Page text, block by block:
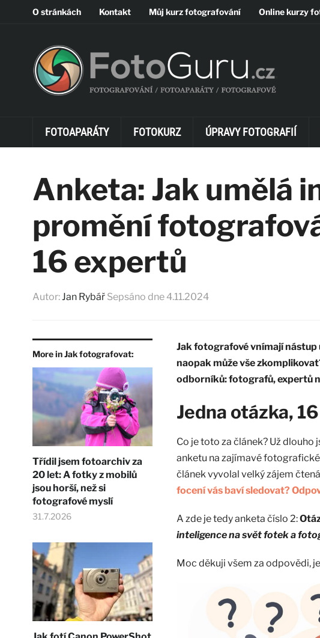
O stránkách Kontakt Můj kurz fotografování Online kurzy
FOTOAPARÁTY FOTOKURZ ÚPRAVY FOTOGRAFIÍ
Anketa: Jak umělá
promění
16 expertů
Autor:Jan Rybář Sepsáno dne 4.11.2024
More in Jak fotografovat:
Třídil jsem fotoarchiv za
20 let: A fotky z mobilů
jsou horší, než si
fotografové myslí
31.7.2026
Jak fotografové vnímají nástup
naopak může vše
odborníků: fotografů, expertů
Jedna otázka,
Co je toto za článek? Už dlouho
anketu na zajímavé
článek vyvolal velký zájem
focení vás baví sledovat?
A zde je tedy anketa číslo 2:
inteligence na svět fotek a
Moc děkuji všem za odpovědi,